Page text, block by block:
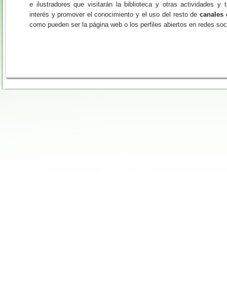
e ilustradores que visitarán la biblioteca y otras actividades y
interés y promover el conocimiento y el uso del resto decanales
como pueden ser la página web o los perfiles abiertos en redes